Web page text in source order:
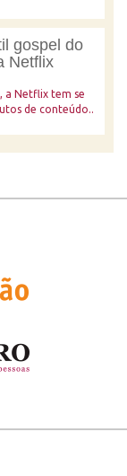
gospel do
Netflix
a Netflix tem se
de conteúdo..